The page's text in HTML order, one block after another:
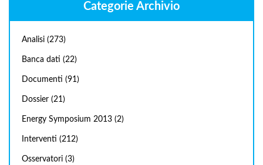
Categorie Archivio
Analisi (273)
Banca dati (22)
Documenti (91)
Dossier (21)
Energy Symposium 2013 (2)
Interventi (212)
Osservatori (3)